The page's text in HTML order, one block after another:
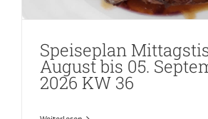
Speiseplan
August bis 05.
2026 KW 36